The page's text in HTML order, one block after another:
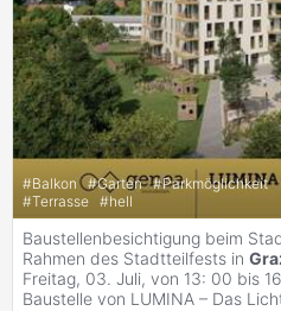
#Balkon #Garten #Parkmöglichkeit
#Terrasse #hell
Baustellenbesichtigung beim
Rahmen des Stadtteilfests in
Freitag, 03. Juli, von 13: 00 bis
Baustelle von LUMINA – Das